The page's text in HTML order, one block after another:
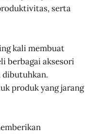
serta
kali membuat
berbagai aksesori
dibutuhkan.
produk yang jarang